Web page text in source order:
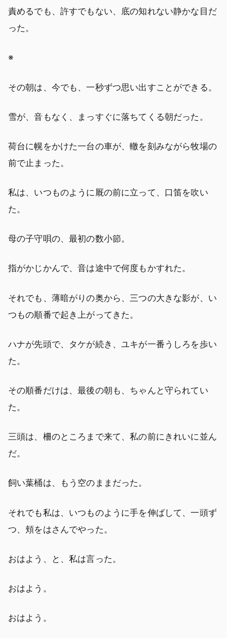
責めるでも、許すでもない、底の知れない静かな目だ
った。
※
その朝は、今でも、一秒ずつ思い出すことができる。
雪が、音もなく、まっすぐに落ちてくる朝だった。
荷台に幌をかけた一台の車が、轍を刻みながら牧場の
前で止まった。
私は、いつものように厩の前に立って、口笛を吹い
た。
母の子守唄の、最初の数小節。
指がかじかんで、音は途中で何度もかすれた。
それでも、薄暗がりの奥から、三つの大きな影が、い
つもの順番で起き上がってきた。
ハナが先頭で、タケが続き、ユキが一番うしろを歩い
た。
その順番だけは、最後の朝も、ちゃんと守られてい
た。
三頭は、柵のところまで来て、私の前にきれいに並ん
だ。
飼い葉桶は、もう空のままだった。
それでも私は、いつものように手を伸ばして、一頭ず
つ、頬をはさんでやった。
おはよう、と、私は言った。
おはよう。
おはよう。